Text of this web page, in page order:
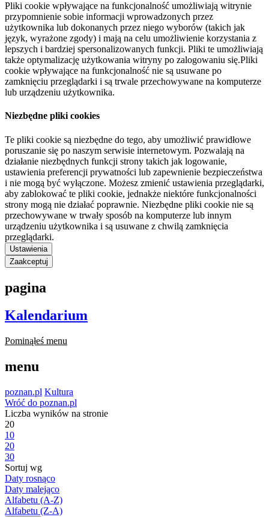
Pliki cookie wpływające na funkcjonalność umożliwiają witrynie
przypomnienie sobie informacji wprowadzonych przez
użytkownika lub dokonanych przez niego wyborów (takich jak
język, wyrażone zgody) i mają na celu umożliwienie korzystania z
lepszych i bardziej spersonalizowanych funkcji. Pliki te umożliwiają
także optymalizację użytkowania witryny po zalogowaniu się.Pliki
cookie wpływające na funkcjonalność nie są usuwane po
zamknięciu przeglądarki i są trwale przechowywane na komputerze
lub urządzeniu użytkownika.
Niezbędne pliki cookies
Te pliki cookie są niezbędne do tego, aby umożliwić prawidłowe
poruszanie się po naszym serwisie internetowym. Pozwalają na
działanie niezbędnych funkcji strony takich jak logowanie,
ustawienia preferencji prywatności lub zapewnienie bezpieczeństwa
i nie mogą być wyłączone. Możesz zmienić ustawienia przeglądarki,
aby zablokować te pliki cookie, jednakże niektóre funkcjonalności
strony mogą nie działać poprawnie. Niezbędne pliki cookie nie są
przechowywane w trwały sposób na komputerze lub innym
urządzeniu użytkownika i są usuwane z chwilą zamknięcia
przeglądarki.
Ustawienia
Zaakceptuj
pagina
Kalendarium
Pominąłeś menu
menu
poznan.pl Kultura
Wróć do poznan.pl
Liczba wyników na stronie
20
10
20
30
Sortuj wg
Daty rosnąco
Daty malejąco
Alfabetu (A-Z)
Alfabetu (Z-A)